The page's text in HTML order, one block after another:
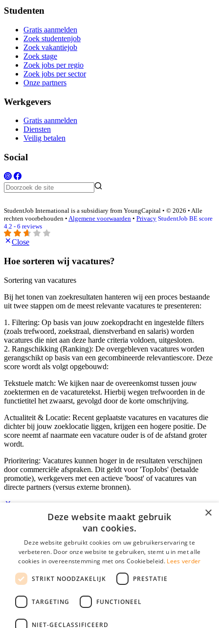
Studenten
Gratis aanmelden
Zoek studentenjob
Zoek vakantiejob
Zoek stage
Zoek jobs per regio
Zoek jobs per sector
Onze partners
Werkgevers
Gratis aanmelden
Diensten
Veilig betalen
Social
StudentJob International is a subsidiary from YoungCapital • © 2026 • Alle
rechten voorbehouden • Algemene voorwaarden • Privacy StudentJob BE score
4.2 - 6 reviews
Close
Hoe sorteren wij vacatures?
Sortering van vacatures
Bij het tonen van zoekresultaten hanteren wij een proces bestaande
uit twee stappen om de meest relevante vacatures te presenteren:
1. Filtering: Op basis van jouw zoekopdracht en ingestelde filters
(zoals trefwoord, zoekstraal, dienstverband en salaris) worden
vacatures die niet aan deze harde criteria voldoen, uitgesloten.
2. Rangschikking (Ranking): De overgebleven vacatures worden
gerangschikt op basis van een gecombineerde relevantiescore. Deze
score wordt als volgt opgebouwd:
Tekstuele match: We kijken naar de overeenkomst tussen jouw
zoektermen en de vacaturetekst. Hierbij wegen trefwoorden in de
functietitel het zwaarst, gevolgd door de korte omschrijving.
Actualiteit & Locatie: Recent geplaatste vacatures en vacatures die
dichter bij jouw zoeklocatie liggen, krijgen een hogere positie. De
score neemt af naarmate een vacature ouder is of de afstand groter
wordt.
Prioritering: Vacatures kunnen hoger in de resultaten verschijnen
door commerciële afspraken. Dit geldt voor 'TopJobs' (betaalde
promotie), werkgevers met een actieve 'boost' of vacatures van
directe partners (versus externe bronnen).
Inloggen als bedrijf
E-mail*
Wachtwoord
login gegevens onthouden
login
Bedrijf aanmelden
×
Deze website maakt gebruik
van cookies.
Deze website gebruikt cookies om uw gebruikerservaring te
verbeteren. Door onze website te gebruiken, stemt u in met alle
cookies in overeenstemming met ons Cookiebeleid. Lees verder
STRIKT NOODZAKELIJK PRESTATIE
TARGETING FUNCTIONEEL
NIET-GECLASSIFICEERD